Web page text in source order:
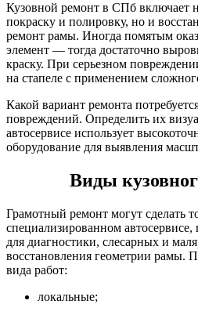
Кузовной ремонт в СПб включает
покраску и полировку, но и
ремонт рамы. Иногда помятым
элемент — тогда достаточно
краску. При серьезном
на стапеле с применением
Какой вариант ремонта
повреждений. Определить их
автосервисе использует
оборудование для выявления
Виды
Грамотный ремонт могут сделать
специализированном автосервисе,
для диагностики, слесарных и
восстановления геометрии рамы.
вида работ:
локальные;